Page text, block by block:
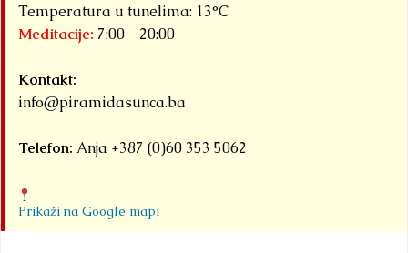
Temperatura u tunelima: 13°C
Meditacije: 7:00 – 20:00
Kontakt:
info@piramidasunca.ba
Telefon: Anja +387 (0)60 353 5062
Prikaži na Google mapi